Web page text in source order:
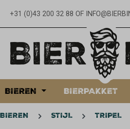
Ga naar de
+31 (0)43 200 32 88 OF
BIEREN BIERPAKKET
BIEREN STIJL TRIPEL